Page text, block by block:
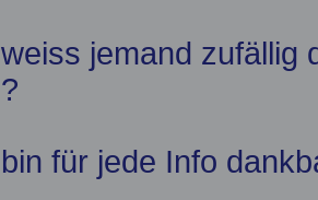
weiss jemand zufällig
?
bin für jede Info